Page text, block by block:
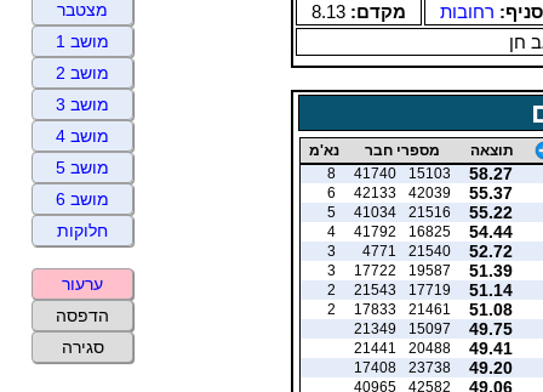
סניף: רחובות מקדם: 8.13
חן
תוצאה מספרי חבר נא'מ
58.27
15103
41740
8
55.37
42039
42133
6
55.22
21516
41034
5
54.44
16825
41792
4
52.72
21540
4771
3
51.39
19587
17722
3
51.14
17719
21543
2
51.08
21461
17833
2
49.75
15097
21349
49.41
20488
21441
49.20
23738
17408
49.06
42582
40965
מצטבר
מושב 1
מושב 2
מושב 3
מושב 4
מושב 5
מושב 6
חלוקות
ערעור
הדפסה
סגירה